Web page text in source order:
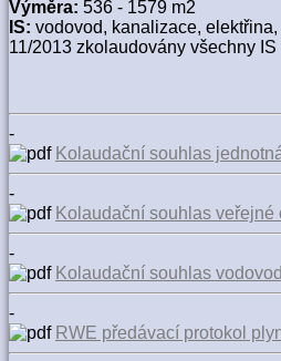
Výměra: 536 - 1579 m2
IS: vodovod, kanalizace,
11/2013 zkolaudovány všechny
-
Kolaudační souhlas
-
Kolaudační souhlas veřejné
-
Kolaudační souhlas
-
RWE předávací protokol